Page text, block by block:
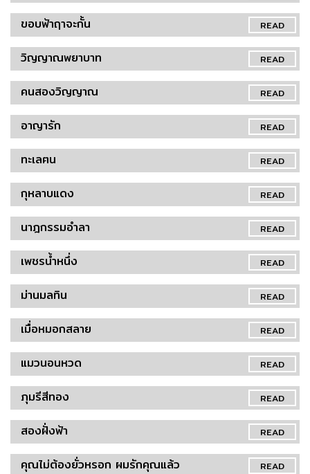
READ
ขอบฟ้าฤาจะกั้น
READ
วิญญาณพยาบาท
READ
คนสองวิญญาณ
READ
อาญารัก
READ
ทะเลฅน
READ
กุหลาบแดง
READ
นาฎกรรมอำลา
READ
เพชรน้ำหนึ่ง
READ
ม่านมลทิน
READ
เมื่อหมอกสลาย
READ
แมวนอนหวด
READ
ภุมรีสีทอง
READ
สองฝั่งฟ้า
READ
คุณไม่ต้องยั่วหรอก ผมรักคุณแล้ว